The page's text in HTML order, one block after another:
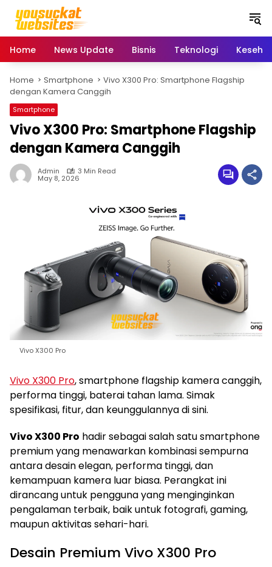
Home News Update Bisnis Teknologi
Home Smartphone
Vivo X300 Pro: Smartphone Flagship
dengan Kamera Canggih
Smartphone
Vivo X300 Pro: Smartphone Flagship
dengan Kamera Canggih
Admin 3 Min Read
May 8, 2026
Vivo X300 Pro
Vivo X300 Pro, smartphone flagship kamera canggih,
performa tinggi, baterai tahan lama. Simak
spesifikasi, fitur, dan keunggulannya di sini.
Vivo X300 Pro hadir sebagai salah satu smartphone
premium yang menawarkan kombinasi sempurna
antara desain elegan, performa tinggi, dan
kemampuan kamera luar biasa. Perangkat ini
dirancang untuk pengguna yang menginginkan
pengalaman terbaik, baik untuk fotografi, gaming,
maupun aktivitas sehari-hari.
Desain Premium Vivo X300 Pro